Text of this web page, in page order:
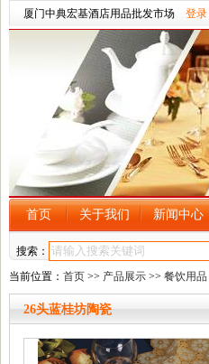
厦门中典宏基酒店用品批发市场 登录
首页 关于我们 新闻中心
搜索：
当前位置： 首页 >> 产品展示 >> 餐饮用品
26头蓝桂坊陶瓷